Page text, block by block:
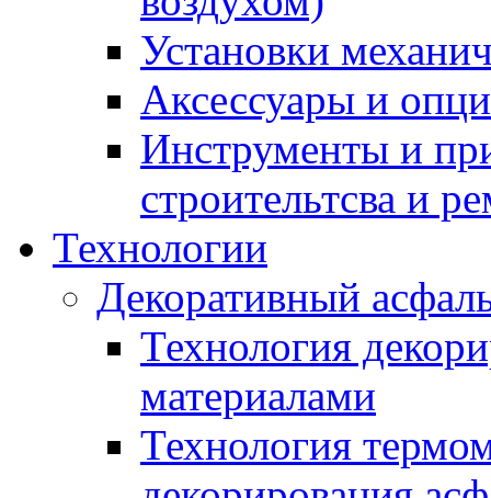
Установки
Аксессуары и
Инструменты и
строительтсва и
Технологии
Декоративный
Технология
материалами
Технология